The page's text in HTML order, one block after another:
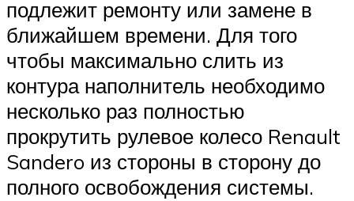
подлежит ремонту или замене в
ближайшем времени. Для того
чтобы максимально слить из
контура наполнитель необходимо
несколько раз полностью
прокрутить рулевое колесо Renault
Sandero из стороны в сторону до
полного освобождения системы.